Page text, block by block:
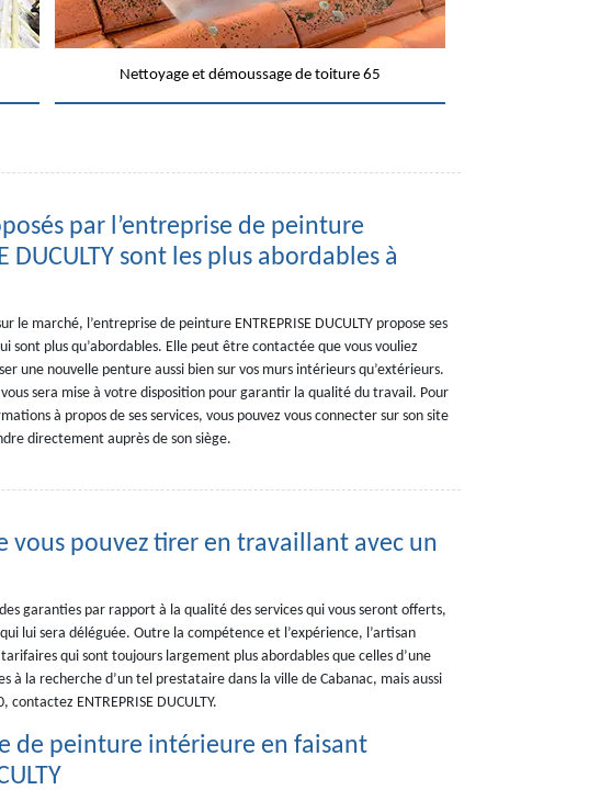
Nettoyage et démoussage de toiture 65
par l’entreprise de peinture
DUCULTY sont les plus abordables à
le marché, l’entreprise de peinture ENTREPRISE DUCULTY propose ses
sont plus qu’abordables. Elle peut être contactée que vous vouliez
une nouvelle penture aussi bien sur vos murs intérieurs qu’extérieurs.
sera mise à votre disposition pour garantir la qualité du travail. Pour
à propos de ses services, vous pouvez vous connecter sur son site
directement auprès de son siège.
vous pouvez tirer en travaillant avec un
garanties par rapport à la qualité des services qui vous seront offerts,
lui sera déléguée. Outre la compétence et l’expérience, l’artisan
qui sont toujours largement plus abordables que celles d’une
à la recherche d’un tel prestataire dans la ville de Cabanac, mais aussi
ENTREPRISE DUCULTY.
de peinture intérieure en faisant